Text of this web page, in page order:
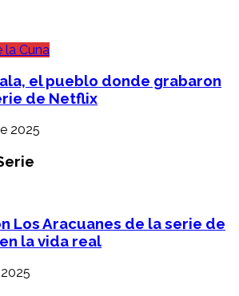
la Cuna
el pueblo donde grabaron
de Netflix
2025
Los Aracuanes de la serie de
la vida real